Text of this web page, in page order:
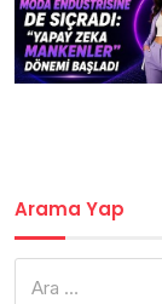
Arama Yap